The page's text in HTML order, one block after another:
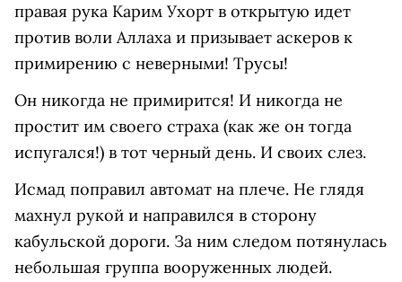
правая рука Карим Ухорт в открытую идет
против воли Аллаха и призывает аскеров к
примирению с неверными! Трусы!
Он никогда не примирится! И никогда не
простит им своего страха (как же он тогда
испугался!) в тот черный день. И своих слез.
Исмад поправил автомат на плече. Не глядя
махнул рукой и направился в сторону
кабульской дороги. За ним следом потянулась
небольшая группа вооруженных людей.